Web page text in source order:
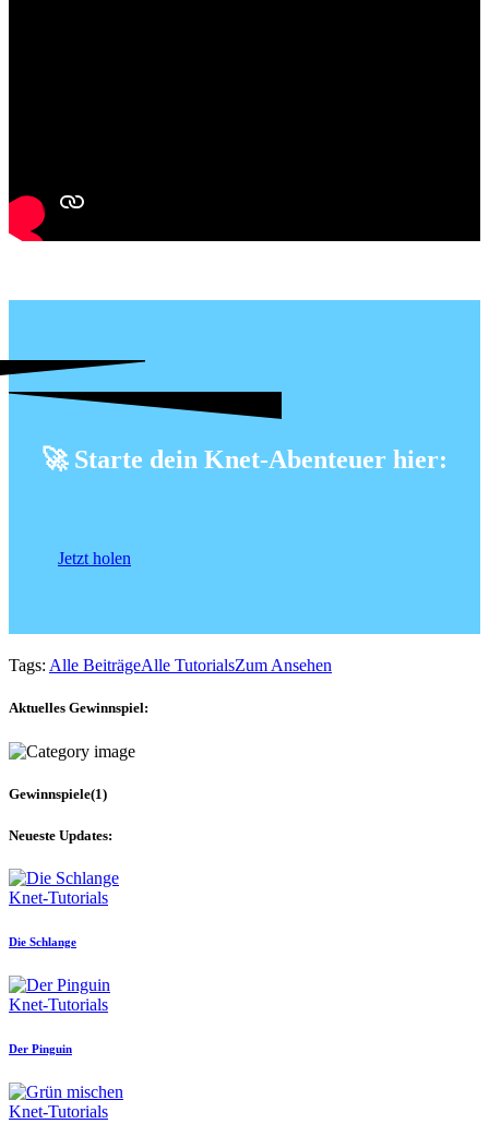
🚀 Starte dein Knet-Abenteuer hier:
Jetzt holen
Tags: Alle BeiträgeAlle TutorialsZum Ansehen
Aktuelles Gewinnspiel:
Gewinnspiele(1)
Neueste Updates:
Knet-Tutorials
Die Schlange
Knet-Tutorials
Der Pinguin
Knet-Tutorials